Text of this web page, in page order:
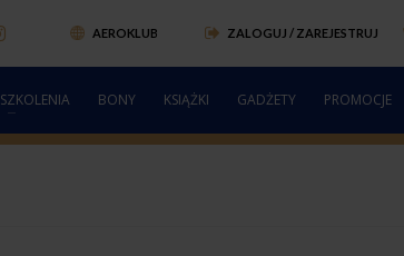
AEROKLUB ZALOGUJ / ZAREJESTRUJ
SZKOLENIA BONY KSIĄŻKI GADŻETY PROMOCJE